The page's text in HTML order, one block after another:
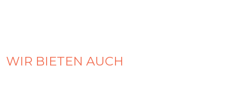
WIR BIETEN AUCH